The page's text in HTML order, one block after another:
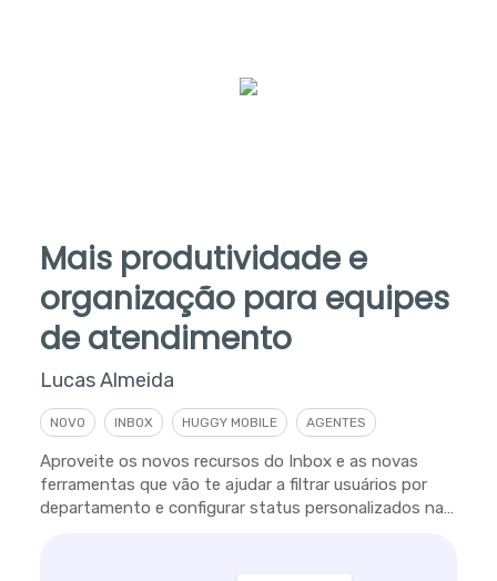
Mais produtividade e
organização para equipes
de atendimento
Lucas Almeida
NOVO INBOX HUGGY MOBILE AGENTES
Aproveite os novos recursos do Inbox e as novas
ferramentas que vão te ajudar a filtrar usuários por
departamento e configurar status personalizados na